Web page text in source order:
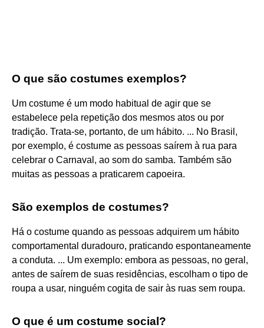
O que são costumes exemplos?
Um costume é um modo habitual de agir que se
estabelece pela repetição dos mesmos atos ou por
tradição. Trata-se, portanto, de um hábito. ... No Brasil,
por exemplo, é costume as pessoas saírem à rua para
celebrar o Carnaval, ao som do samba. Também são
muitas as pessoas a praticarem capoeira.
São exemplos de costumes?
Há o costume quando as pessoas adquirem um hábito
comportamental duradouro, praticando espontaneamente
a conduta. ... Um exemplo: embora as pessoas, no geral,
antes de saírem de suas residências, escolham o tipo de
roupa a usar, ninguém cogita de sair às ruas sem roupa.
O que é um costume social?